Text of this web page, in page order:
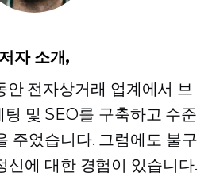
저자 소개,
안 전자상거래 업계에서 브
및 SEO를 구축하고 수준
주었습니다. 그럼에도 불구
신에 대한 경험이 있습니다.